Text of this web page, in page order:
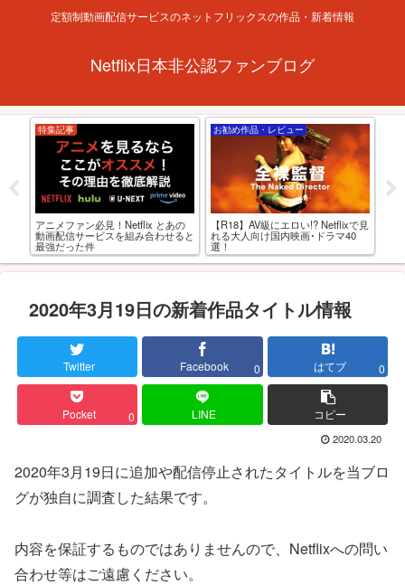
定額制動画配信サービスのネットフリックスの作品・新着情報
Netflix日本非公認ファンブログ
特集記事
アニメファン必見！Netflix とあの
動画配信サービスを組み合わせると
最強だった件
お勧め作品・レビュー
【R18】AV級にエロい!? Netflixで見
れる大人向け国内映画･ドラマ40
選！
2020年3月19日の新着作品タイトル情報
Twitter Facebook 0 はてブ 0
Pocket 0 LINE コピー
2020.03.20
2020年3月19日に追加や配信停止されたタイトルを当ブロ
グが独自に調査した結果です。
内容を保証するものではありませんので、Netflixへの問い
合わせ等はご遠慮ください。